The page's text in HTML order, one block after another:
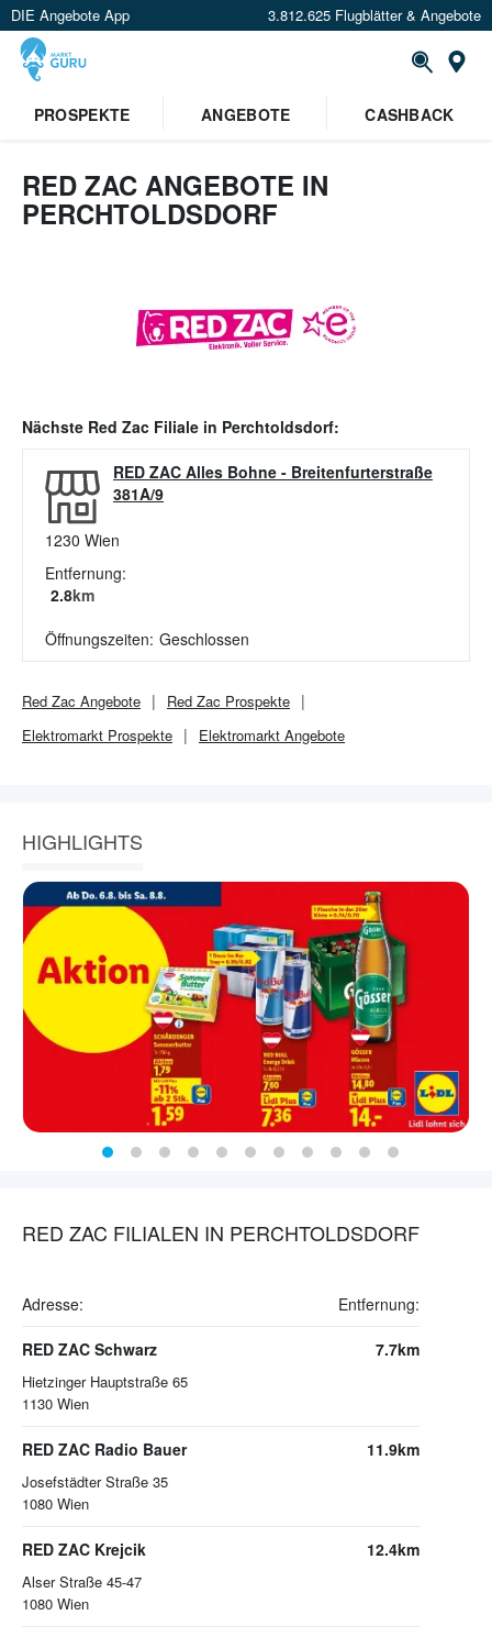
DIE Angebote App 3.812.625 Flugblätter & Angebote
PROSPEKTE
ANGEBOTE CASHBACK
RED ZAC ANGEBOTE IN
PERCHTOLDSDORF
Nächste Red Zac Filiale in Perchtoldsdorf:
RED ZAC Alles Bohne - Breitenfurterstraße
381A/9
1230 Wien
Entfernung:
2.8km
Öffnungszeiten: Geschlossen
Red Zac Angebote Red Zac Prospekte
Elektromarkt Prospekte Elektromarkt Angebote
HIGHLIGHTS
RED ZAC FILIALEN IN PERCHTOLDSDORF
Adresse: Entfernung:
RED ZAC Schwarz
Hietzinger Hauptstraße 65
1130 Wien
7.7km
RED ZAC Radio Bauer
Josefstädter Straße 35
1080 Wien
11.9km
RED ZAC Krejcik
Alser Straße 45-47
1080 Wien
12.4km